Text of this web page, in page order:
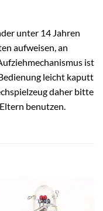
unter 14 Jahren
aufweisen, an
ist
leicht kaputt
daher bitte
benutzen.